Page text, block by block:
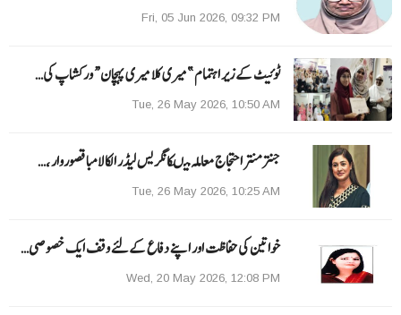
Fri, 05 Jun 2026, 09:32 PM
ٹوئیٹ کے زیر اہتمام ”میری کلا میری پہچان“ ورکشاپ کی…
Tue, 26 May 2026, 10:50 AM
جنتر منتر احتجاج معاملہ میںکانگریس لیڈر الکا لامبا قصوروار ،…
Tue, 26 May 2026, 10:25 AM
خواتین کی حفاظت اور اپنے دفاع کےلئے وقف ایک خصوصی…
Wed, 20 May 2026, 12:08 PM